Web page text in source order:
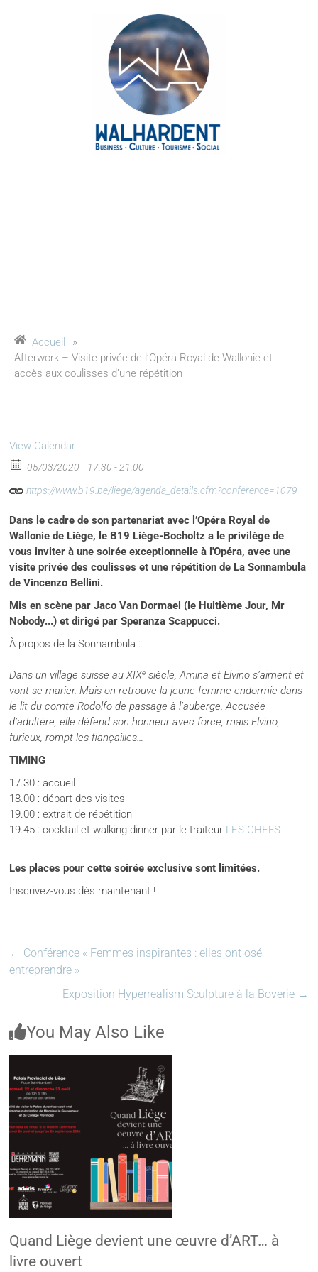
Accueil
»
Afterwork – Visite privée de l’Opéra Royal de Wallonie et
accès aux coulisses d’une répétition
View Calendar
05/03/2020 17:30 - 21:00
https://www.b19.be/liege/agenda_details.cfm?conference=1079
Dans le cadre de son partenariat avec l’Opéra Royal de
Wallonie de Liège, le B19 Liège-Bocholtz a le privilège de
vous inviter à une soirée exceptionnelle à l'Opéra, avec une
visite privée des coulisses et une répétition de La Sonnambula
de Vincenzo Bellini.
Mis en scène par Jaco Van Dormael (le Huitième Jour, Mr
Nobody...) et dirigé par Speranza Scappucci.
À propos de la Sonnambula :
Dans un village suisse au XIXe siècle, Amina et Elvino s’aiment et
vont se marier. Mais on retrouve la jeune femme endormie dans
le lit du comte Rodolfo de passage à l’auberge. Accusée
d’adultère, elle défend son honneur avec force, mais Elvino,
furieux, rompt les fiançailles…
TIMING
17.30 : accueil
18.00 : départ des visites
19.00 : extrait de répétition
19.45 : cocktail et walking dinner par le traiteur LES CHEFS
Les places pour cette soirée exclusive sont limitées.
Inscrivez-vous dès maintenant !
← Conférence « Femmes inspirantes : elles ont osé
entreprendre »
Exposition Hyperrealism Sculpture à la Boverie →
You May Also Like
Quand Liège devient une œuvre d’ART… à
livre ouvert